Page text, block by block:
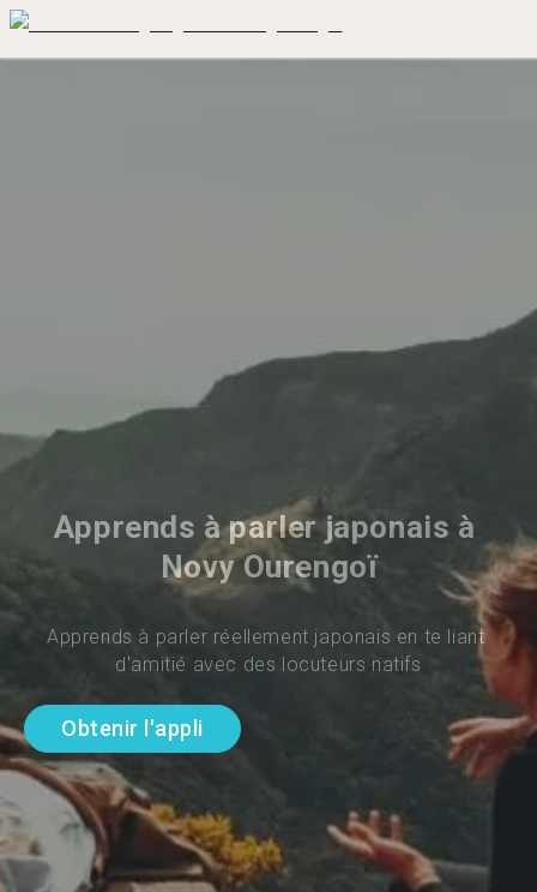
Apprends à parler japonais à
Novy Ourengoï
Apprends à parler réellement japonais en te liant
d'amitié avec des locuteurs natifs
Obtenir l'appli